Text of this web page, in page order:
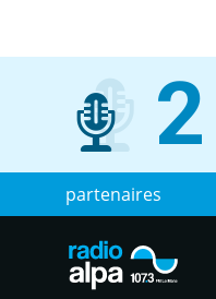
2
partenaires